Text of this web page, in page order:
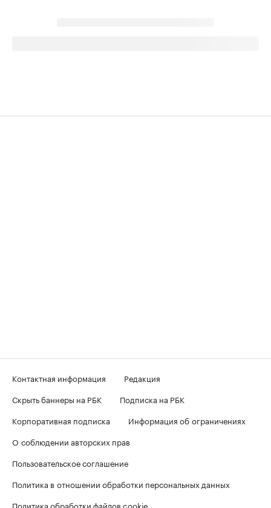
Контактная информация
Редакция
Скрыть баннеры на РБК
Подписка на РБК
Корпоративная подписка
Информация об ограничениях
О соблюдении авторских прав
Пользовательское соглашение
Политика в отношении обработки персональных данных
Политика обработки файлов cookie